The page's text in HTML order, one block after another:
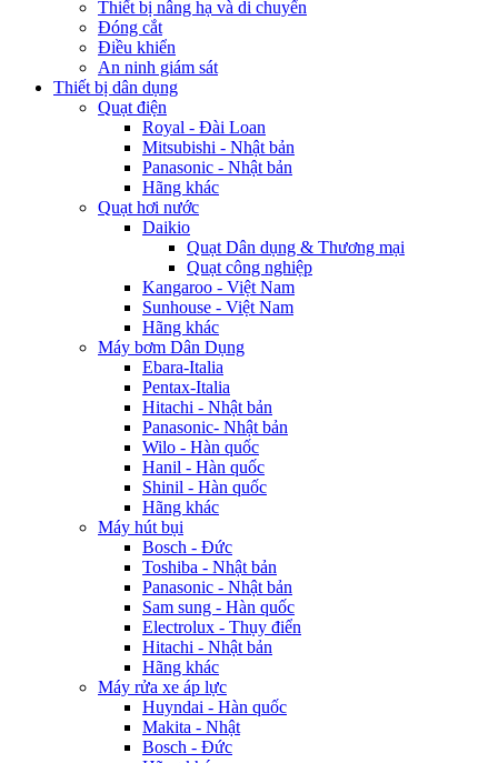
Thiết bị nâng hạ và di chuyển
Đóng cắt
Điều khiển
An ninh giám sát
Thiết bị dân dụng
Quạt điện
Royal - Đài Loan
Mitsubishi - Nhật bản
Panasonic - Nhật bản
Hãng khác
Quạt hơi nước
Daikio
Quạt Dân dụng & Thương mại
Quạt công nghiệp
Kangaroo - Việt Nam
Sunhouse - Việt Nam
Hãng khác
Máy bơm Dân Dụng
Ebara-Italia
Pentax-Italia
Hitachi - Nhật bản
Panasonic- Nhật bản
Wilo - Hàn quốc
Hanil - Hàn quốc
Shinil - Hàn quốc
Hãng khác
Máy hút bụi
Bosch - Đức
Toshiba - Nhật bản
Panasonic - Nhật bản
Sam sung - Hàn quốc
Electrolux - Thụy điển
Hitachi - Nhật bản
Hãng khác
Máy rửa xe áp lực
Huyndai - Hàn quốc
Makita - Nhật
Bosch - Đức